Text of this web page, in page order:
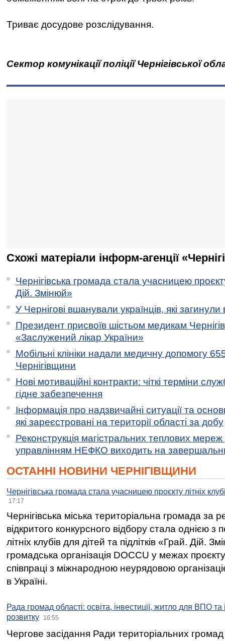
Триває досудове розслідування.
Сектор комунікації поліції Чернігівської
Схожі матеріали інформ-агенції
Чернігівська громада стала учасницею
Дій. Змінюй»
У Чернігові вшанували українців, які загинули
Президент присвоїв шістьом медикам
«Заслужений лікар України»
Мобільні клініки надали медичну допомогу
Чернігівщини
Нові мотиваційні контракти: чіткі терміни
гідне забезпечення
Інформація про надзвичайні ситуації та
які зареєстровані на території області за добу
Реконструкція магістральних теплових мереж
управлінням НЕФКО виходить на
ОСТАННІ НОВИНИ ЧЕРНІГІВЩИНИ
Чернігівська громада стала учасницею проєкту літніх
17:17
Чернігівська міська територіальна громада за
відкритого конкурсного відбору стала однією
літніх клубів для дітей та підлітків «Грай. Дій.
громадська організація DOCCU у межах
співпраці з міжнародною неурядовою
в Україні.
Рада громад області: освіта, інвестиції, житло для ВПО
розвитку
16:55
Чергове засідання Ради територіальних громад